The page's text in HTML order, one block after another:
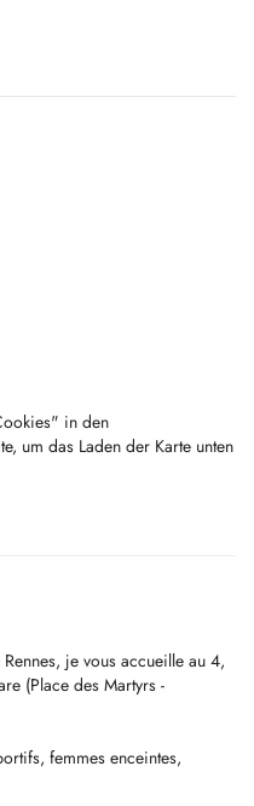
in den
um das Laden der Karte unten
je vous accueille au 4,
(Place des Martyrs -
femmes enceintes,
de consultations: douleurs